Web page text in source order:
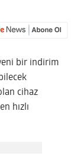
bir indirim
cihaz
hızlı